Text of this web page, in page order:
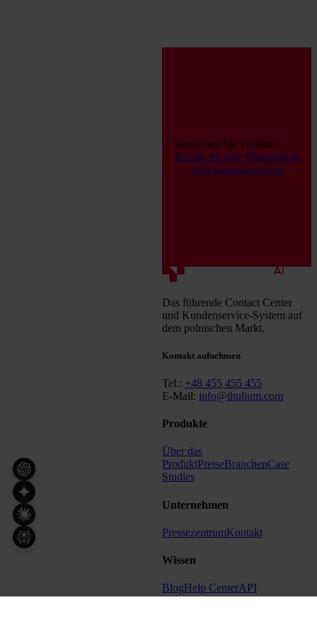
Versuchen Sie Thulium!
Termin für eine Präsentation
Jetzt kostenlos testen
Das führende Contact Center
und Kundenservice-System auf
dem polnischen Markt.
Kontakt aufnehmen
Tel.: +48 455 455 455
E-Mail: info@thulium.com
Produkte
Über das
ProduktPreiseBranchenCase
Studies
Unternehmen
PressezentrumKontakt
Wissen
BlogHelp CenterAPI